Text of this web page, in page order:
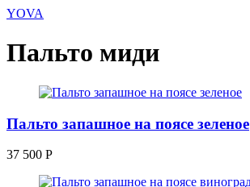
YOVA
Пальто миди
Пальто запашное на поясе зеленое
37 500 Р